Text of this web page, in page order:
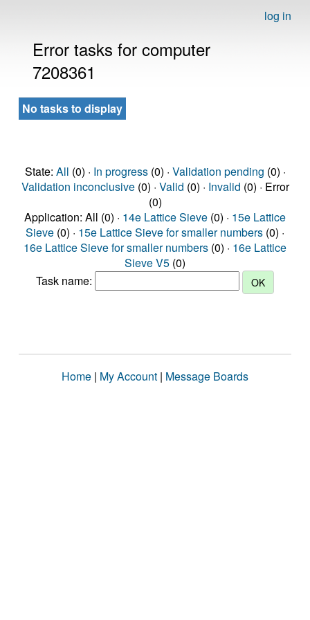
log in
Error tasks for computer
7208361
No tasks to display
State: All (0) · In progress(0) · Validation pending (0) ·
Validation inconclusive(0) · Valid (0) · Invalid (0) · Error
(0)
Application: All (0) · 14e Lattice Sieve (0) · 15e Lattice
Sieve (0) · 15e Lattice Sieve for smaller numbers (0) ·
16e Lattice Sieve for smaller numbers (0) · 16e Lattice
Sieve V5 (0)
Task name:
Home | My Account | Message Boards